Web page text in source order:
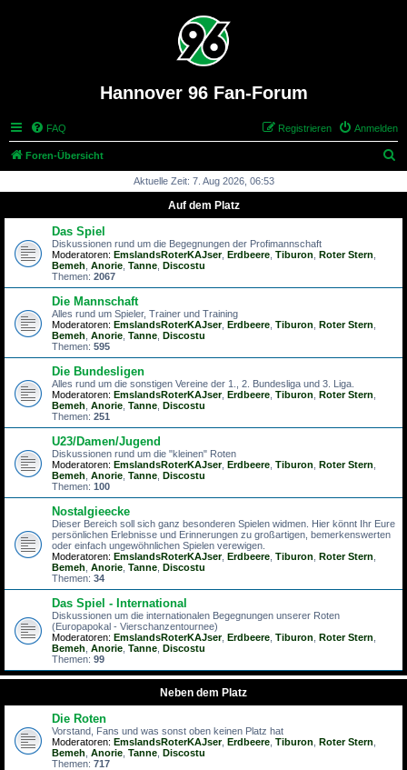
Hannover 96 Fan-Forum
FAQ Anmelden
Registrieren
Foren-Übersicht
h
Aktuelle Zeit: 7. Aug 2026, 06:53
Auf dem Platz
Das Spiel
Diskussionen rund um die Begegnungen der Profimannschaft
Moderatoren: EmslandsRoterKAJser, Erdbeere Tiburon Roter Stern
Bemeh Anorie Tanne Discostu
Themen: 2067
Die Mannschaft
Alles rund um Spieler, Trainer und Training
Moderatoren: EmslandsRoterKAJser, Erdbeere Tiburon Roter Stern
Bemeh Anorie Tanne Discostu
Themen: 595
Die Bundesligen
Alles rund um die sonstigen Vereine der 1., 2. Bundesliga und 3. Liga.
Moderatoren: EmslandsRoterKAJser, Erdbeere Tiburon Roter Stern
Bemeh Anorie Tanne Discostu
Themen: 251
U23/Damen/Jugend
Diskussionen rund um die "kleinen" Roten
Moderatoren: EmslandsRoterKAJser, Erdbeere Tiburon Roter Stern
Bemeh Anorie Tanne Discostu
Themen: 100
Nostalgieecke
Dieser Bereich soll sich ganz besonderen Spielen widmen. Hier könnt Ihr Eure
persönlichen Erlebnisse und Erinnerungen zu großartigen, bemerkenswerten
oder einfach ungewöhnlichen Spielen verewigen.
Moderatoren: EmslandsRoterKAJser, Erdbeere Tiburon Roter Stern
Bemeh Anorie Tanne Discostu
Themen: 34
Das Spiel - International
Diskussionen um die internationalen Begegnungen unserer Roten
(Europapokal - Vierschanzentournee)
Moderatoren: EmslandsRoterKAJser, Erdbeere Tiburon Roter Stern
Bemeh Anorie Tanne Discostu
Themen: 99
Neben dem Platz
Die Roten
Vorstand, Fans und was sonst oben keinen Platz hat
Moderatoren: EmslandsRoterKAJser, Erdbeere Tiburon Roter Stern
Bemeh Anorie Tanne Discostu
Themen: 717